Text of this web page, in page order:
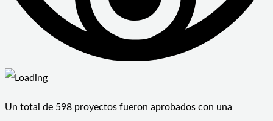
Un total de 598 proyectos fueron aprobados con una